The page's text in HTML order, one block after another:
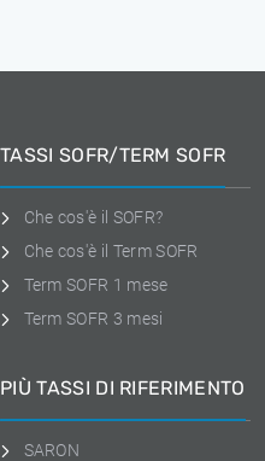
TASSI SOFR/TERM SOFR
Che cos'è il SOFR?
Che cos'è il Term SOFR
Term SOFR 1 mese
Term SOFR 3 mesi
PIÙ TASSI DI RIFERIMENTO
SARON